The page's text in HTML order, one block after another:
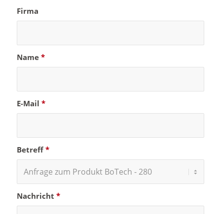
Firma
Name *
E-Mail *
Betreff*
Nachricht *